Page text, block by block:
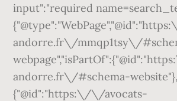
input":"required
andorre.fr\/mmqp1tsy\/
andorre.fr\/#schema-
{"@id":"https:\/\/avocats-